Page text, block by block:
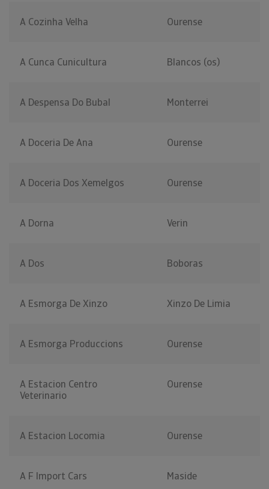
A Cozinha Velha Ourense
A Cunca Cunicultura Blancos (os)
A Despensa Do Bubal Monterrei
A Doceria De Ana Ourense
A Doceria Dos Xemelgos Ourense
A Dorna Verin
A Dos Boboras
A Esmorga De Xinzo Xinzo De Limia
A Esmorga Produccions Ourense
A Estacion Centro
Veterinario
Ourense
A Estacion Locomia Ourense
A F Import Cars Maside